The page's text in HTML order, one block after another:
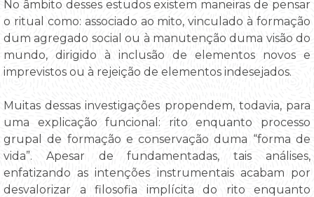
No âmbito desses estudos existem maneiras de pensar
o ritual como: associado ao mito, vinculado à formação
dum agregado social ou à manutenção duma visão do
mundo, dirigido à inclusão de elementos novos e
imprevistos ou à rejeição de elementos indesejados.
Muitas dessas investigações propendem, todavia, para
uma explicação funcional: rito enquanto processo
grupal de formação e conservação duma “forma de
vida”. Apesar de fundamentadas, tais análises,
enfatizando as intenções instrumentais acabam por
desvalorizar a filosofia implícita do rito enquanto